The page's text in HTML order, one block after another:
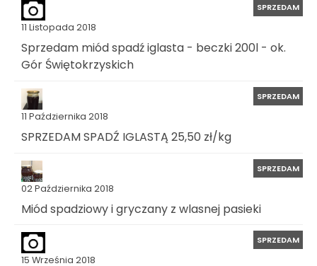
11 Listopada 2018
SPRZEDAM
Sprzedam miód spadź iglasta - beczki 200l - ok.
Gór Świętokrzyskich
11 Października 2018
SPRZEDAM
SPRZEDAM SPADŹ IGLASTĄ 25,50 zł/kg
02 Października 2018
SPRZEDAM
Miód spadziowy i gryczany z wlasnej pasieki
15 Września 2018
SPRZEDAM